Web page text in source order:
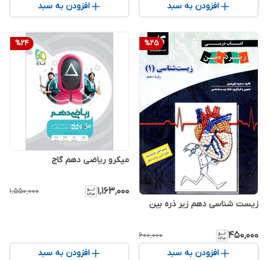
افزودن به سبد افزودن به سبد
%25
زیست شناسی دهم زیر ذره بین
۴۵۰٬۰۰۰ ۶۰۰٬۰۰۰
افزودن به سبد
%24
میکرو ریاضی دهم گاج
۱٬۱۶۳٬۰۰۰ ۱٬۵۵۰٬۰۰۰
افزودن به سبد